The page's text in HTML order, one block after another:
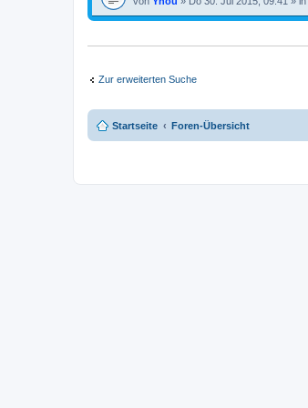
Zur erweiterten Suche
Startseite Foren-Übersicht